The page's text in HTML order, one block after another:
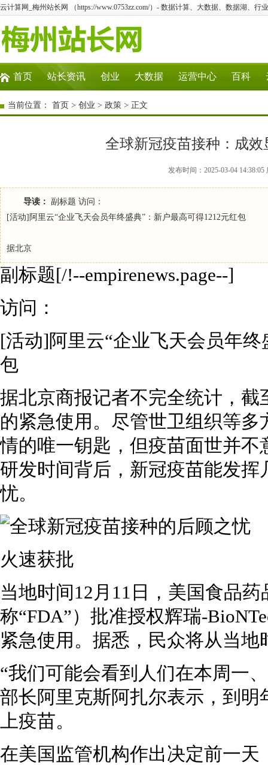
云计算网_梅州站长网 （https://www.0753zz.com/）- 数据计算、大数据、数据湖、行
首页 站长资讯 创业 大数据 运营中心 百科
当前位置： 首页 > 创业 > 政策 > 正文
全球新冠疫苗接种：成
发布时间：2025-03-04
导读：
副标题 访问：
[活动]阿里云“企业飞天会员年终盛典”：新户最高可得1212元红包
据北京
副标题[/!--empirenews.page--]
访问：
[活动]阿里云“企业飞天会员年
包
据北京商报记者不完全统计，
的紧急使用。尽管世卫组织等
情的唯一钥匙，但疫苗面世并
研发时间背后，新冠疫苗能发
忧。
火速获批
当地时间12月11日，美国食品
称“FDA”）批准授权辉瑞-
紧急使用。据悉，民众将从当地
“我们可能会看到人们在本周一
部长阿里克斯阿扎尔表示，到明
上疫苗。
在美国监管机构作出决定前一天